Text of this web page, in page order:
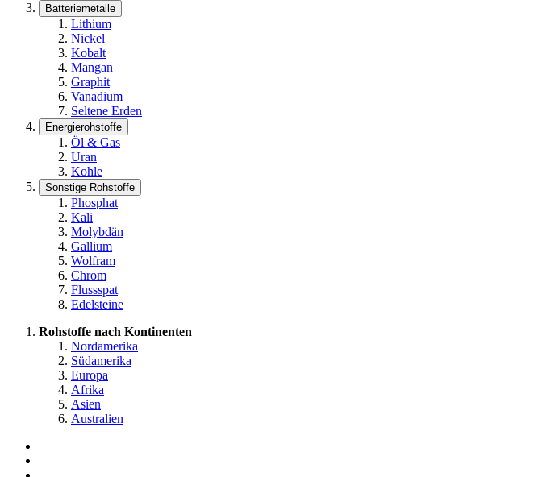
Batteriemetalle
Lithium
Nickel
Kobalt
Mangan
Graphit
Vanadium
Seltene Erden
Energierohstoffe
Öl & Gas
Uran
Kohle
Sonstige Rohstoffe
Phosphat
Kali
Molybdän
Gallium
Wolfram
Chrom
Flussspat
Edelsteine
Rohstoffe nach Kontinenten
Nordamerika
Südamerika
Europa
Afrika
Asien
Australien